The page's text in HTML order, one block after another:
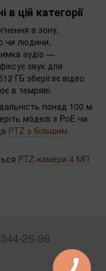
в цій категорії
в зону,
чи людини,
аудіо —
звук для
ГБ зберігає відео
в темряві.
понад 100 м
моделі з PoE чи
PTZ з більшим
PTZ-камери 4 МП
26-96